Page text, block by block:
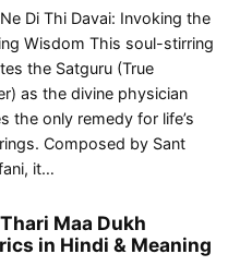
Di Thi Davai: Invoking the
Wisdom This soul-stirring
the Satguru (True
as the divine physician
the only remedy for life’s
Composed by Sant
it…
Maa Dukh
in Hindi & Meaning